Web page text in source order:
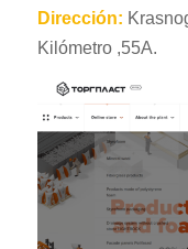
Dirección:
Kilómetro ,55A.